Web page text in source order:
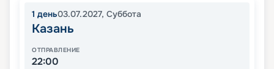
1 день03.07.2027, Суббота
Казань
ОТПРАВЛЕНИЕ
22:00